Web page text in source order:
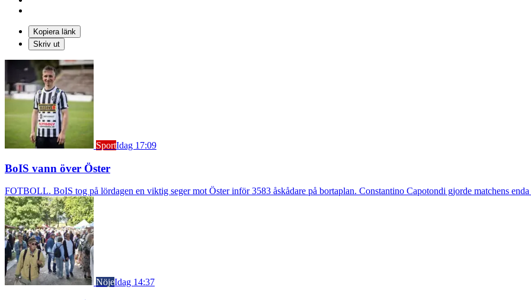
Kopiera länk
Skriv ut
SportIdag 17:09
BoIS vann över Öster
FOTBOLL. BoIS tog på lördagen en viktig seger mot Öster inför 3583 åskådare på bortaplan. Constantino Capotondi gjorde matchens
NöjeIdag 14:37